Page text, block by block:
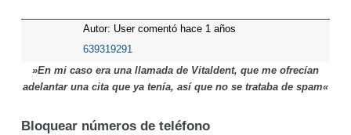
Autor: User comentó hace 1 años
639319291
»En mi caso era una llamada de Vitaldent, que me ofrecían
adelantar una cita que ya tenía, así que no se trataba de spam«
Bloquear números de teléfono